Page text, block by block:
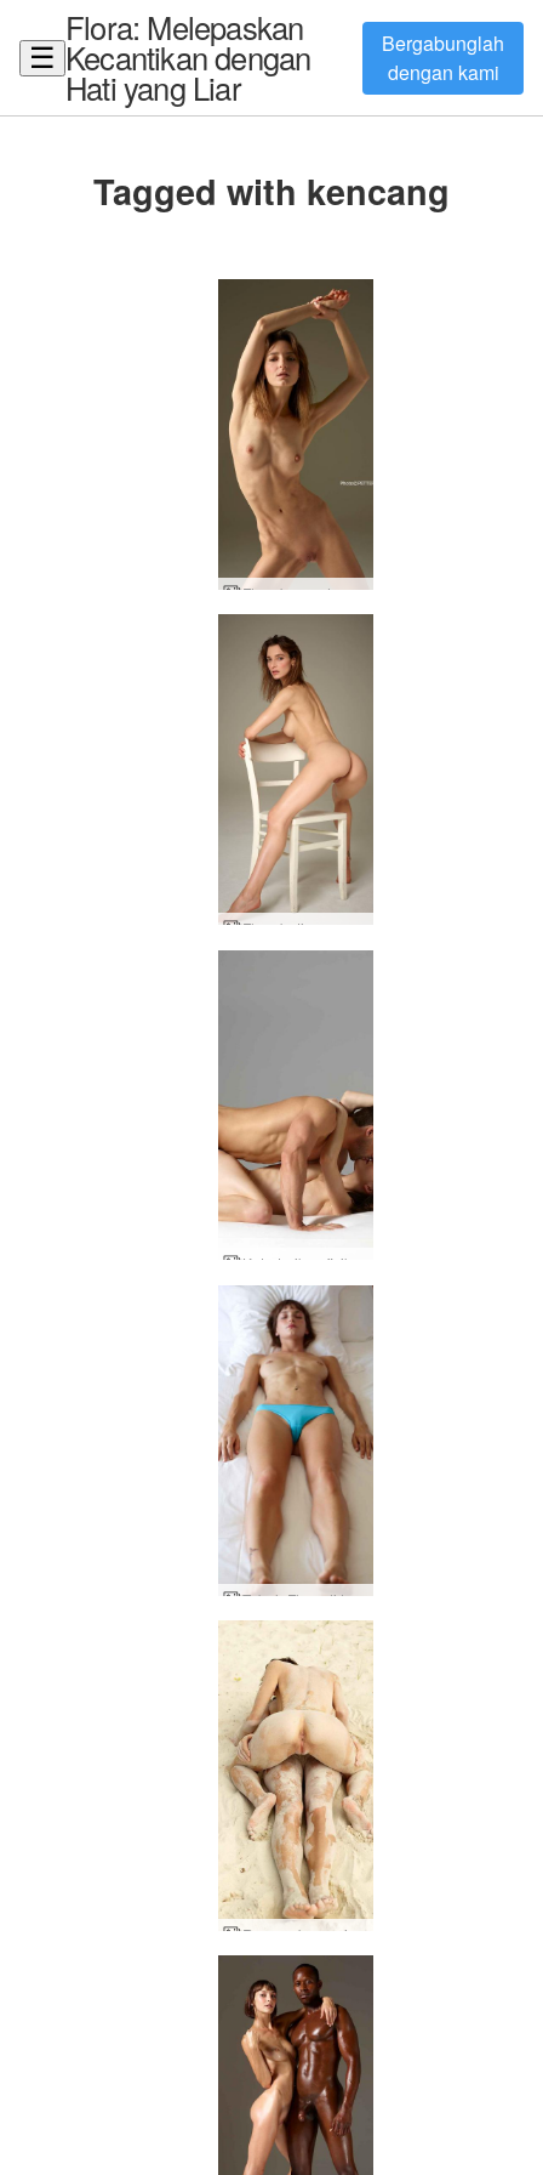
☰
Flora: Melepaskan
Kecantikan dengan
Hati yang Liar
Bergabunglah
dengan kami
Tagged with kencang
Flora bugar dan menyenangkan
Tubuh Flora di tempat tidur
Rayuan berpasir Flora dan Zaika